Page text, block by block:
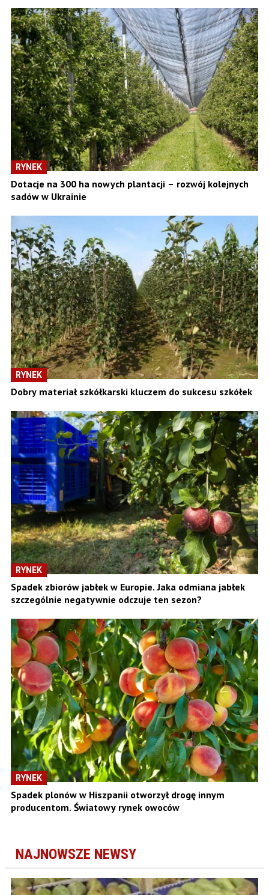
RYNEK
Dotacje na 300 ha nowych plantacji – rozwój kolejnych
sadów w Ukrainie
RYNEK
Dobry materiał szkółkarski kluczem do sukcesu szkółek
RYNEK
Spadek zbiorów jabłek w Europie. Jaka odmiana jabłek
szczególnie negatywnie odczuje ten sezon?
RYNEK
Spadek plonów w Hiszpanii otworzył drogę innym
producentom. Światowy rynek owoców
NAJNOWSZE NEWSY